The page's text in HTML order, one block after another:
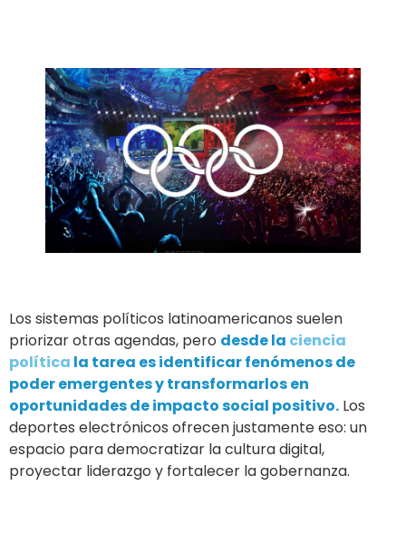
Los sistemas políticos latinoamericanos suelen
priorizar otras agendas, pero desde la ciencia
política la tarea es identificar fenómenos de
poder emergentes y transformarlos en
oportunidades de impacto social positivo. Los
deportes electrónicos ofrecen justamente eso: un
espacio para democratizar la cultura digital,
proyectar liderazgo y fortalecer la gobernanza.